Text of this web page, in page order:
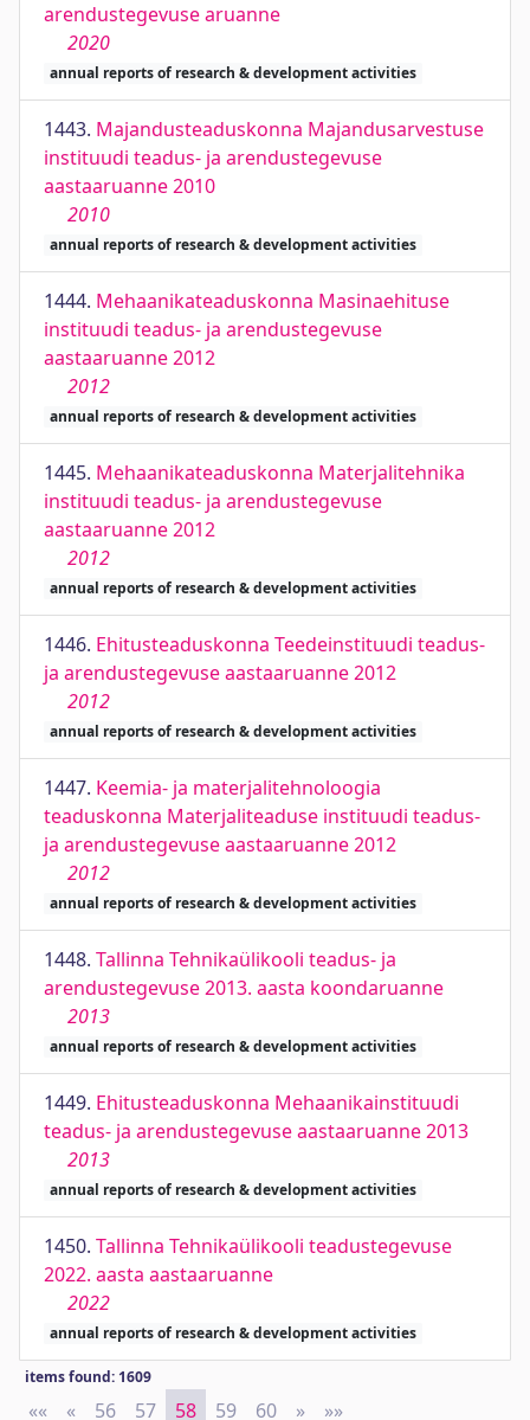
arendustegevuse aruanne
2020
annual reports of research & development activities
1443. Majandusteaduskonna Majandusarvestuse
instituudi teadus- ja arendustegevuse
aastaaruanne 2010
2010
annual reports of research & development activities
1444. Mehaanikateaduskonna Masinaehituse
instituudi teadus- ja arendustegevuse
aastaaruanne 2012
2012
annual reports of research & development activities
1445. Mehaanikateaduskonna Materjalitehnika
instituudi teadus- ja arendustegevuse
aastaaruanne 2012
2012
annual reports of research & development activities
1446. Ehitusteaduskonna Teedeinstituudi teadus-
ja arendustegevuse aastaaruanne 2012
2012
annual reports of research & development activities
1447. Keemia- ja materjalitehnoloogia
teaduskonna Materjaliteaduse instituudi teadus-
ja arendustegevuse aastaaruanne 2012
2012
annual reports of research & development activities
1448. Tallinna Tehnikaülikooli teadus- ja
arendustegevuse 2013. aasta koondaruanne
2013
annual reports of research & development activities
1449. Ehitusteaduskonna Mehaanikainstituudi
teadus- ja arendustegevuse aastaaruanne 2013
2013
annual reports of research & development activities
1450. Tallinna Tehnikaülikooli teadustegevuse
2022. aasta aastaaruanne
2022
annual reports of research & development activities
items found: 1609
«« First
« Previous
56 57 58 59 60 » Next
»»